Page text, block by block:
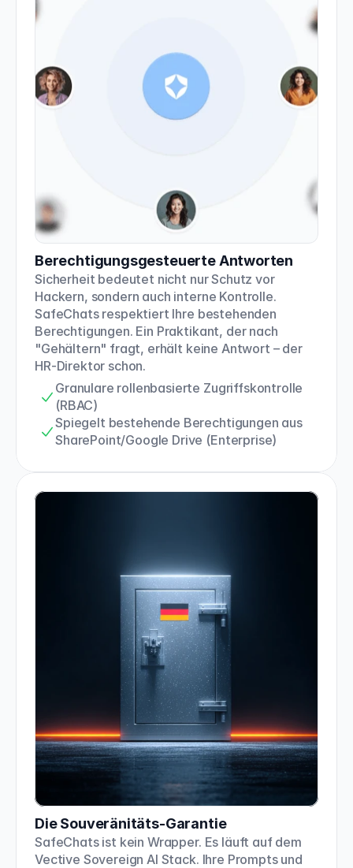
Berechtigungsgesteuerte Antworten
Sicherheit bedeutet nicht nur Schutz vor
Hackern, sondern auch interne Kontrolle.
SafeChats respektiert Ihre bestehenden
Berechtigungen. Ein Praktikant, der nach
"Gehältern" fragt, erhält keine Antwort – der
HR-Direktor schon.
Granulare rollenbasierte Zugriffskontrolle
(RBAC)
Spiegelt bestehende Berechtigungen aus
SharePoint/Google Drive (Enterprise)
Die Souveränitäts-Garantie
SafeChats ist kein Wrapper. Es läuft auf dem
Vective Sovereign AI Stack. Ihre Prompts und